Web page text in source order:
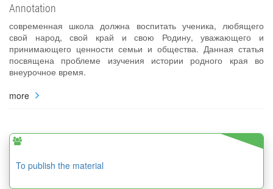
Annotation
современная школа должна воспитать ученика, любящего
свой народ, свой край и свою Родину, уважающего и
принимающего ценности семьи и общества. Данная статья
посвящена проблеме изучения истории родного края во
внеурочное время.
more
To publish the material